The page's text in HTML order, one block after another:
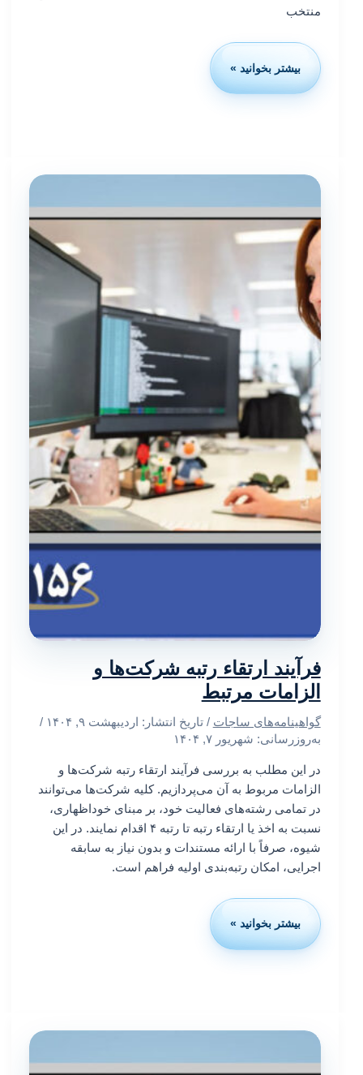
منتخب
مدارک
لازم
بیشتر بخوانید »
فرآیند ارتقاء رتبه شرکت‌ها و
الزامات مرتبط
گواهینامه‌های ساجات/ تاریخ انتشار: اردیبهشت ۹, ۱۴۰۴
/
به‌روزرسانی: شهریور ۷, ۱۴۰۴
در این مطلب به بررسی فرآیند ارتقاء رتبه شرکت‌ها و
الزامات مربوط به آن می‌پردازیم. کلیه شرکت‌ها می‌توانند
در تمامی رشته‌های فعالیت خود، بر مبنای خوداظهاری،
نسبت به اخذ یا ارتقاء رتبه تا رتبه ۴ اقدام نمایند. در این
شیوه، صرفاً با ارائه مستندات و بدون نیاز به سابقه
اجرایی، امکان رتبه‌بندی اولیه فراهم است.
فرآیند
ارتقاء
بیشتر بخوانید »